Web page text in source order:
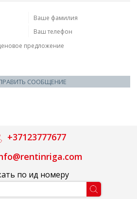
СООБЩЕНИЕ
по ид номеру
+37123777677